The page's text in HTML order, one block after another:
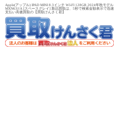
Apple(アップル) IPAD MINI 8.3インチ WI-FI 128GB 2024年秋モデル
MXN63J/A [スペースグレイ] 新品買取は、5秒で検索金額表示で迅速
支払い高価買取の【買取けんさく君】